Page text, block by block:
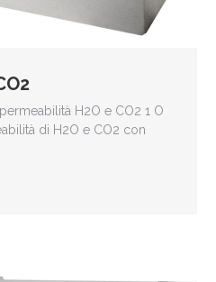
H2O e CO2 1 O
di H2O e CO2 con